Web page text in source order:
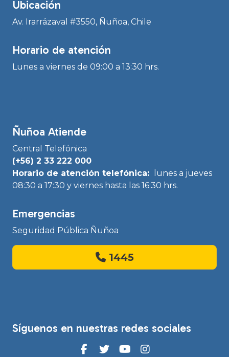
Ubicación
Av. Irarrázaval #3550, Ñuñoa, Chile
Horario de atención
Lunes a viernes de 09:00 a 13:30 hrs.
Ñuñoa Atiende
Central Telefónica
(+56) 2 33 222 000
Horario de atención telefónica:
lunes a jueves
08:30 a 17:30 y viernes hasta las 16:30 hrs.
Emergencias
Seguridad Pública Ñuñoa
1445
Síguenos en nuestras redes sociales